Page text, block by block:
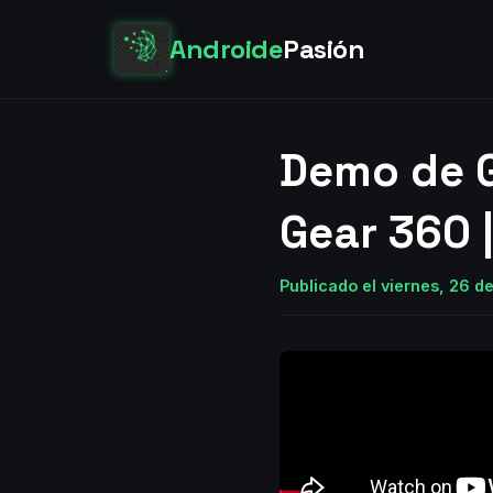
AndroidePasión
Demo de
Gear 360
Publicado el viernes, 26